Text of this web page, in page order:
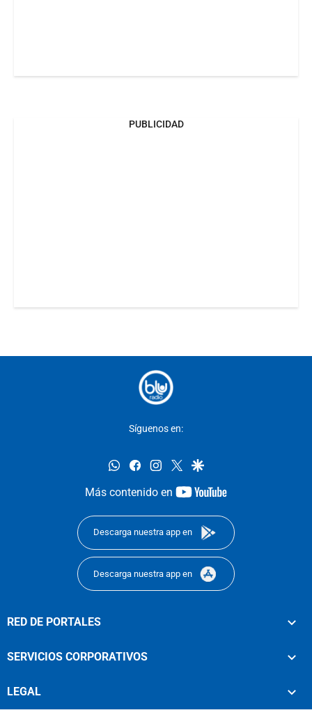
PUBLICIDAD
Síguenos en:
whatsappfacebookinstagram
twittergoogle
Más contenido en
youtube-
Descarga nuestra app en
Descarga nuestra app en
RED DE PORTALES
SERVICIOS CORPORATIVOS
LEGAL